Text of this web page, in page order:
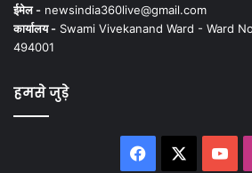
ईमेल - newsindia360live@gmail.com
कार्यालय - Swami Vivekanand Ward - Ward
494001
हमसे जुड़े
Facebook